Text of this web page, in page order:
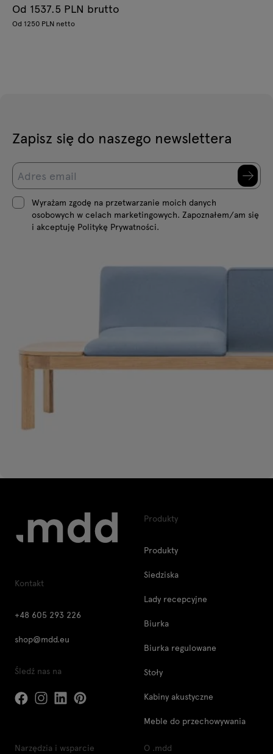
Od 1537.5 PLN brutto
Od 1250 PLN netto
Zapisz się do naszego newslettera
Wyrażam zgodę na przetwarzanie moich danych
osobowych w celach marketingowych. Zapoznałem/am się
i akceptuję Politykę Prywatności.
Kontakt
+48 605 293 226
shop@mdd.eu
Śledź nas na
Produkty
Produkty
Siedziska
Lady recepcyjne
Biurka
Biurka regulowane
Stoły
Kabiny akustyczne
Meble do przechowywania
Narzędzia i wsparcie O .mdd